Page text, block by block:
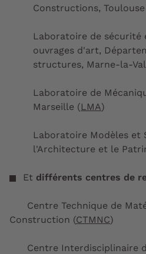
Constructions,
Laboratoire de sécurité
ouvrages d'art,
structures, Marne-la-
Laboratoire de
Marseille (LMA)
Laboratoire Modèles et
l'Architecture et le
Et différents centres de
Centre Technique de
Construction (CTMNC)
Centre Interdisciplinaire